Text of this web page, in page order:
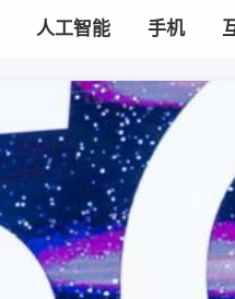
人工智能 手机